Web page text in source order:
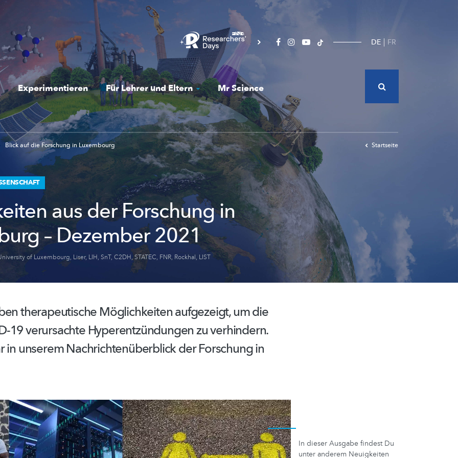
DE FR
Experimentieren Für Lehrer und Eltern Mr Science
Blick auf die Forschung in Luxembourg Startseite
aus der Forschung in
– Dezember 2021
of Luxembourg, Liser, LIH, SnT, C2DH,STATEC, FNR, Rockhal, LIST
therapeutische Möglichkeitenaufgezeigt, um die
19 verursachte Hyperentzündungenzu verhindern.
in unseremNachrichtenüberblickder Forschung in
In dieser Ausgabe findest Du
unter anderem Neuigkeiten